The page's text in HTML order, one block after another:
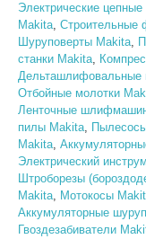
Электрические
Makita, Строительные
Шуруповерты Makita,
станки Makita,
Отбойные молотки
Ленточные
пилы Makita,
Makita,
Электрический
Штроборезы
Makita, Мотокосы
Аккумуляторные
Гвоздезабиватели